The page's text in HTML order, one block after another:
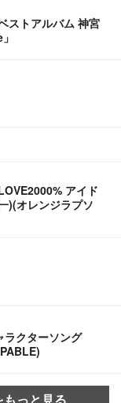
ストアルバム 神宮
アイド
)(オレンジラプソ
ラクターソング